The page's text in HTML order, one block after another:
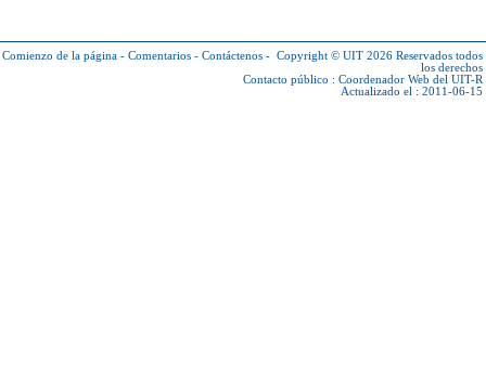
Comienzo de la página - Comentarios - Contáctenos - Copyright © UIT 2026 Reservados todos
los derechos
Contacto público : Coordenador Web del UIT-R
Actualizado el : 2011-06-15